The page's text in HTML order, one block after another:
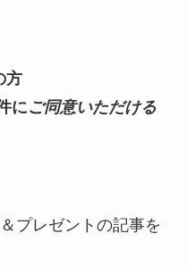
方
にご同意いただける
＆プレゼントの記事を